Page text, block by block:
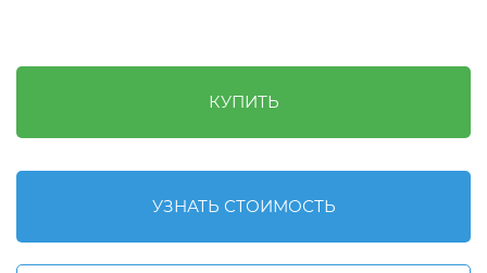
КУПИТЬ
УЗНАТЬ СТОИМОСТЬ